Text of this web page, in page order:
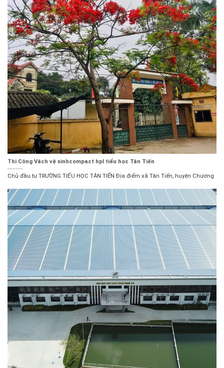
Thi Công Vách vệ sinhcompact hpl tiểu học Tân Tiến
Chủ đầu tư TRƯỜNG TIỂU HỌC TÂN TIẾN Địa điểm xã Tân Tiến, huyện Chương